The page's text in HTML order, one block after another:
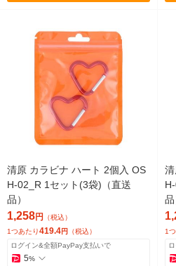
清原 カラビナ ハート 2個入 OS
H-02_R 1セット(3袋)（直送
品）
1,258円
（税込）
1つあたり419.4円 （税込）
ログイン&全額PayPay支払いで
5%
品
1